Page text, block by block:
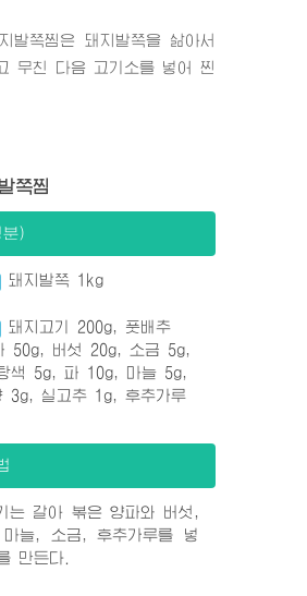
쪽찜은 돼지발쪽을 삶아서
무친 다음 고기소를 넣어 찐
쪽찜
분)
돼지발쪽 1kg
돼지고기 200g, 풋배추
50g, 버섯 20g, 소금 5g,
색 5g, 파 10g, 마늘 5g,
3g, 실고추 1g, 후추가루
는 갈아 볶은 양파와 버섯,
늘, 소금, 후추가루를 넣
만든다.